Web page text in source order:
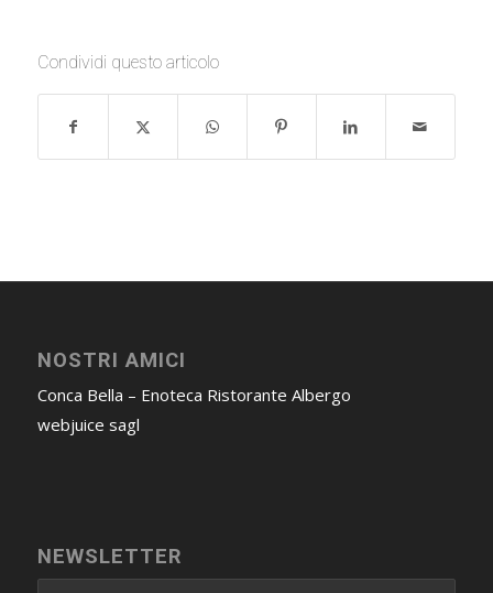
Condividi questo articolo
NOSTRI AMICI
Conca Bella – Enoteca Ristorante Albergo
webjuice sagl
NEWSLETTER